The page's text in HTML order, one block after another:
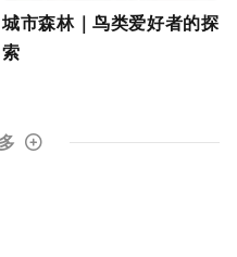
城市森林｜鸟类爱好者的探
索